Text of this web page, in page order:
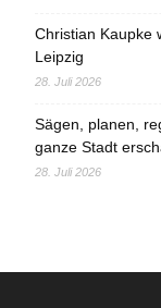
Christian Kaupke
Leipzig
28. Juli 2026
Sägen, planen,
ganze Stadt
28. Juli 2026